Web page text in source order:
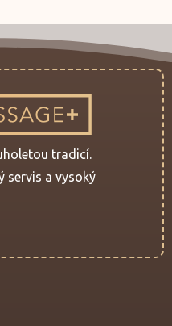
tradicí.
servis a vysoký